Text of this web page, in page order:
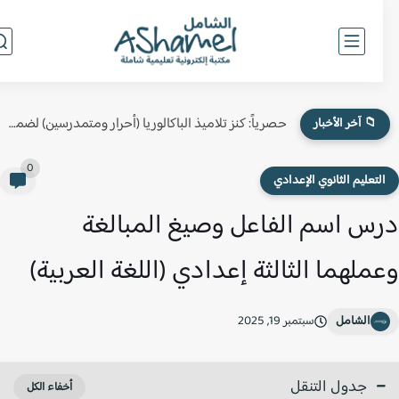
📁 آخر الأخبار حصرياً: كنز تلاميذ الباكالوريا (أحرار ومتمدرسين) لضمان النقطة الكاملة في...
الثانوي الإعدادي
اسم الفاعل وصيغ المبالغة
الثالثة إعدادي (اللغة العربية)
الشامل سبتمبر 19, 2025
جدول التنقل